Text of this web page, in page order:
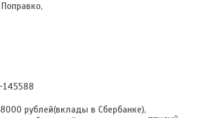
145588
рублей(вклады в Сбербанке),